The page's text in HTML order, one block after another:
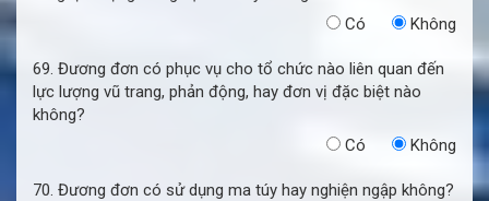
Có
Không
69. Đương đơn có phục vụ cho tổ chức nào liên quan đến
lực lượng vũ trang, phản động, hay đơn vị đặc biệt nào
không?
Có
Không
70. Đương đơn có sử dụng ma túy hay nghiện ngập không?